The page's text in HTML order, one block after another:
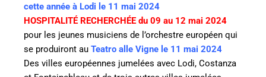
cette année à Lodi le 11 mai 2024
HOSPITALITÉ RECHERCHÉE du 09 au 12 mai 2024
pour les jeunes musiciens de l’orchestre européen qui
se produiront au Teatro alle Vigne le 11 mai 2024
Des villes européennes jumelées avec Lodi, Costanza